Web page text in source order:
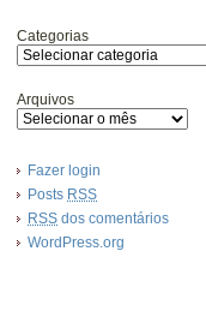
Categorias
Arquivos
Fazer login
Posts RSS
RSS dos comentários
WordPress.org